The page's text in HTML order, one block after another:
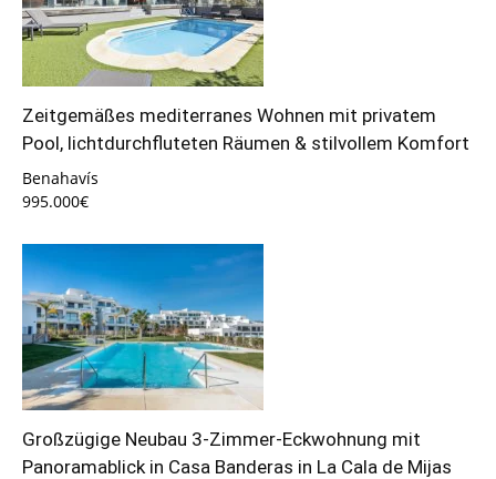
Zeitgemäßes mediterranes Wohnen mit privatem
Pool, lichtdurchfluteten Räumen & stilvollem Komfort
Benahavís
995.000€
Großzügige Neubau 3-Zimmer-Eckwohnung mit
Panoramablick in Casa Banderas in La Cala de Mijas